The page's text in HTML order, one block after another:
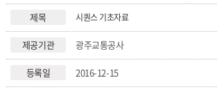
시퀀스 기초자료
광주교통공사
2016-12-15